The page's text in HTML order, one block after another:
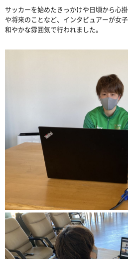
サッカーを始めたきっかけや日頃から心
や将来のことなど、インタビュアーが女
和やかな雰囲気で行われました。